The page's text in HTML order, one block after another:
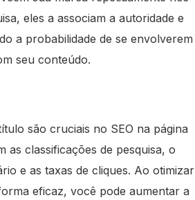
eles a associam a autoridade e
a probabilidade de se envolverem
seu conteúdo.
são cruciais no SEO na página
as classificações de pesquisa, o
e as taxas de cliques. Ao otimizar
eficaz, você pode aumentar a